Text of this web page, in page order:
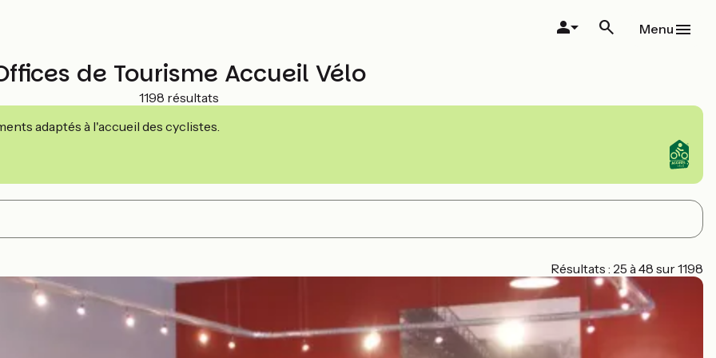
Menu
de Tourisme Accueil Vélo
1198 résultats
adaptés à l'accueil des cyclistes.
Résultats : 25 à 48 sur 1198